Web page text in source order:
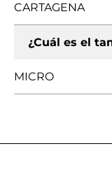
CARTAGENA
¿Cuál es el
MICRO